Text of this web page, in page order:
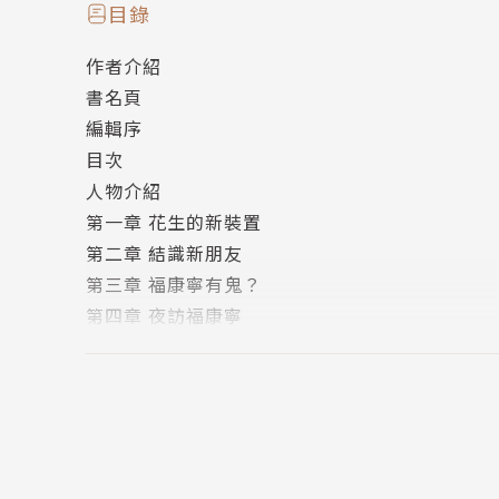
眼看身旁的同伴全都相信超自然現象的存在，
「夏洛克與花生」系列採「中英雙語」編輯，
後再用英文讀一遍，更能掌握英文的用詞、表述
注單字、片語釋義，並延伸補充英文應用知識，
以後，還可下載英語有聲書音檔，用耳朵「聽」
全書最末有三個補充專欄。「口說練習」從英
說練習音檔，多聽多說，練就可自然運用道地英
手，測試自己學會多少單字，加深對生詞的印象
目錄
作者介紹
書名頁
編輯序
目次
人物介紹
第一章 花生的新裝置
第二章 結識新朋友
第三章 福康寧有鬼？
第四章 夜訪福康寧